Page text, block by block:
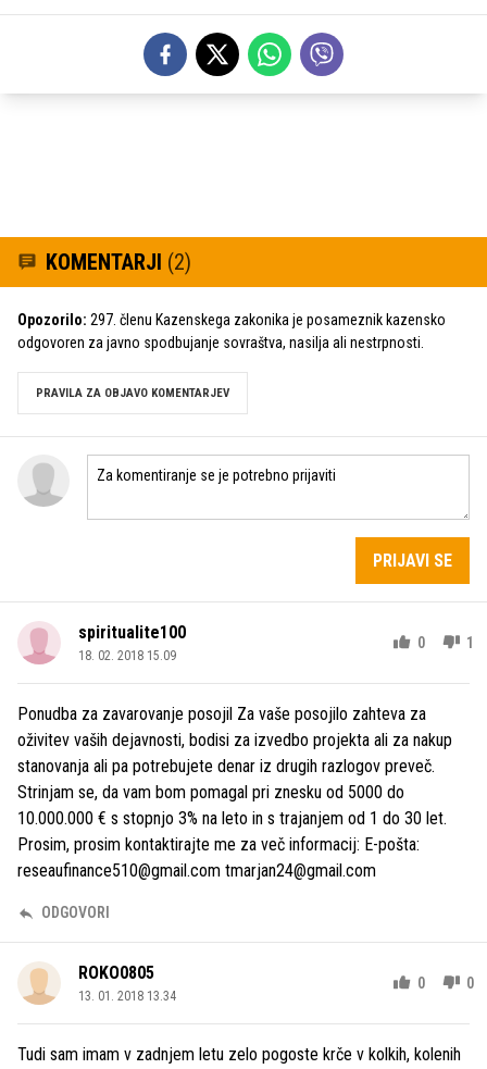
KOMENTARJI (2)
Opozorilo: 297. členu Kazenskega zakonika je posameznik kazensko
odgovoren za javno spodbujanje sovraštva, nasilja ali nestrpnosti.
PRAVILA ZA OBJAVO KOMENTARJEV
PRIJAVI SE
spiritualite100
18. 02. 2018 15.09
0 1
Ponudba za zavarovanje posojil Za vaše posojilo zahteva za
oživitev vaših dejavnosti, bodisi za izvedbo projekta ali za nakup
stanovanja ali pa potrebujete denar iz drugih razlogov preveč.
Strinjam se, da vam bom pomagal pri znesku od 5000 do
10.000.000 € s stopnjo 3% na leto in s trajanjem od 1 do 30 let.
Prosim, prosim kontaktirajte me za več informacij: E-pošta:
reseaufinance510@gmail.com tmarjan24@gmail.com
ODGOVORI
ROKO0805
13. 01. 2018 13.34
0 0
Tudi sam imam v zadnjem letu zelo pogoste krče v kolkih, kolenih